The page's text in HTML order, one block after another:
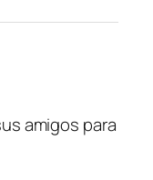
amigos para